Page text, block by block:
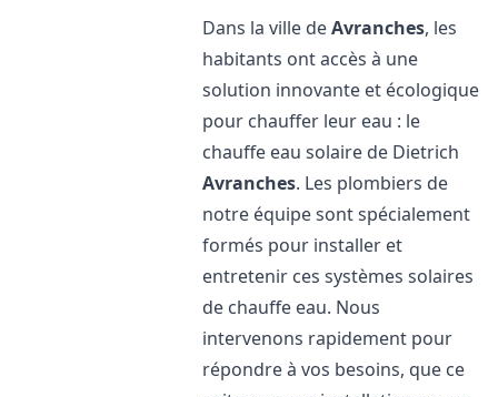
Dans la ville deAvranches, les
habitants ont accès à une
solution innovante et écologique
pour chauffer leur eau : le
chauffe eau solaire de Dietrich
Avranches. Les plombiers de
notre équipe sont spécialement
formés pour installer et
entretenir ces systèmes solaires
de chauffe eau. Nous
intervenons rapidement pour
répondre à vos besoins, que ce